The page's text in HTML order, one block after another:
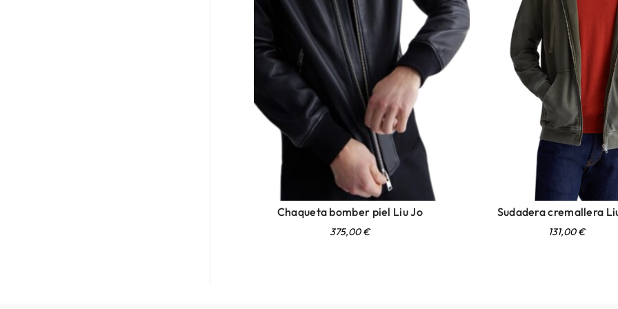
Chaqueta bomber piel Liu Jo
375,00€
Sudadera cremallera
131,00€